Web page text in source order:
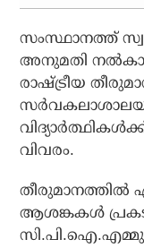
സംസ്ഥാനത്ത്
അനുമതി
രാഷ്ട്രീയ
വിവരം.
തീരുമാനത്തില്‍
ആശങ്കകള്‍